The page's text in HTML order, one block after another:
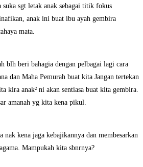
suka sgt letak anak sebagai titik fokus
anak ini buat ibu ayah gembira
mata.
blh beri bahagia dengan pelbagai lagi cara
dan Maha Pemurah buat kita Jangan tertekan
kira anak² ni akan sentiasa buat kita gembira.
amanah yg kita kena pikul.
nak kena jaga kebajikannya dan membesarkan
Mampukah kita sbnrnya?